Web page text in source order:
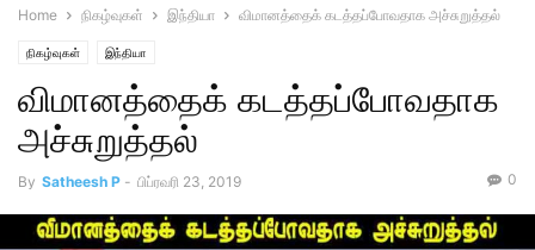
Home நிகழ்வுகள் இந்தியா விமானத்தைக் கடத்தப்போவதாக அச்சுறுத்தல்
நிகழ்வுகள் இந்தியா
விமானத்தைக் கடத்தப்போவதாக
அச்சுறுத்தல்
By Satheesh P - பிப்ரவரி 23, 2019 0